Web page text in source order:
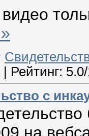
| Рейтинг:
с